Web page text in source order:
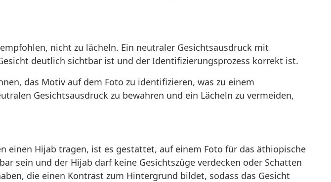
nicht zu lächeln. Ein neutraler Gesichtsausdruck mit
deutlich sichtbar ist und der Identifizierungsprozess korrekt ist.
das Motiv auf dem Foto zu identifizieren, was zu einem
Gesichtsausdruck zu bewahren und ein Lächeln zu vermeiden,
Hijab tragen, ist es gestattet, auf einem Foto für das äthiopische
sein und der Hijab darf keine Gesichtszüge verdecken oder Schatten
die einen Kontrast zum Hintergrund bildet, sodass das Gesicht